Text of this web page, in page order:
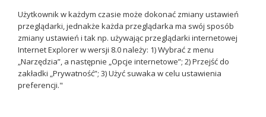
Użytkownik w każdym czasie może dokonać zmiany ustawień
przeglądarki, jednakże każda przeglądarka ma swój sposób
zmiany ustawień i tak np. używając przeglądarki internetowej
Internet Explorer w wersji 8.0 należy: 1) Wybrać z menu
„Narzędzia”, a następnie „Opcje internetowe”; 2) Przejść do
zakładki „Prywatność”; 3) Użyć suwaka w celu ustawienia
preferencji."